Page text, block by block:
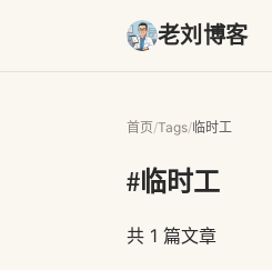
老刘博客
首页/Tags/临时工
#临时工
共 1 篇文章